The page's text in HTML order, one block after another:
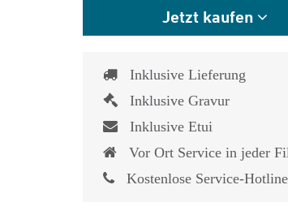
1.825,- €
Jetzt kaufen
Inklusive Lieferung
Inklusive Gravur
Inklusive Etui
Vor Ort Service in jeder
Kostenlose Service-Hotline